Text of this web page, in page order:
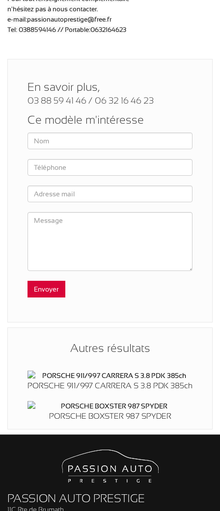
n'hésitez pas à nous contacter.
e-mail:passionautoprestige@free.fr
Tel: 0388594146 // Portable:0632164623
En savoir plus,
03 88 59 41 46 / 06 32 16 46 23
Ce modèle m'intéresse
Autres résultats
PORSCHE 911/997 CARRERA S 3.8 PDK 385ch
PORSCHE BOXSTER 987 SPYDER
PASSION AUTO PRESTIGE
11C Rte de Brumath